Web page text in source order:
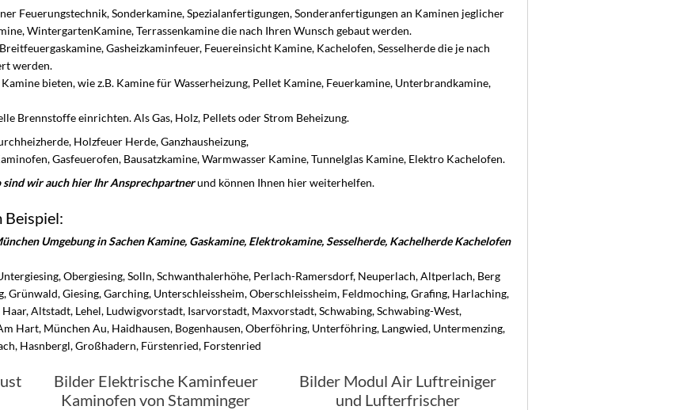
Feuerungstechnik, Sonderkamine, Spezialanfertigungen, Sonderanfertigungen an Kaminen jeglicher
WintergartenKamine, Terrassenkamine die nach Ihren Wunsch gebaut werden.
Gasheizkaminfeuer, Feuereinsicht Kamine, Kachelofen, Sesselherde die je nach
werden.
bieten, wie z.B. Kamine für Wasserheizung, Pellet Kamine, Feuerkamine, Unterbrandkamine,
Brennstoffe einrichten. Als Gas, Holz, Pellets oder Strom Beheizung.
Holzfeuer Herde, Ganzhausheizung,
Gasfeuerofen, Bausatzkamine, Warmwasser Kamine, Tunnelglas Kamine, Elektro Kachelofen.
sind wir auch hier Ihr Ansprechpartnerund können Ihnen hier weiterhelfen.
Beispiel:
Umgebung in Sachen Kamine, Gaskamine, Elektrokamine, Sesselherde, Kachelherde Kachelofen
Obergiesing, Solln, Schwanthalerhöhe, Perlach-Ramersdorf, Neuperlach, Altperlach, Berg
Grünwald, Giesing, Garching, Unterschleissheim, Oberschleissheim, Feldmoching, Grafing, Harlaching,
Altstadt, Lehel, Ludwigvorstadt, Isarvorstadt, Maxvorstadt, Schwabing, Schwabing-West,
Hart, München Au, Haidhausen, Bogenhausen, Oberföhring, Unterföhring, Langwied, Untermenzing,
Hasnbergl, Großhadern, Fürstenried, Forstenried
Bilder Elektrische Kaminfeuer
Kaminofen von Stamminger
Bilder Modul Air Luftreiniger
und Lufterfrischer